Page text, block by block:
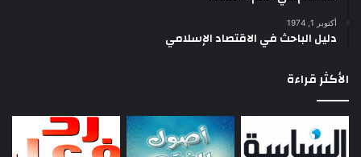
أكتوبر 1, 1974
دليل الباحث في الاقتصاد الإسلامي
الأكثر قراءة